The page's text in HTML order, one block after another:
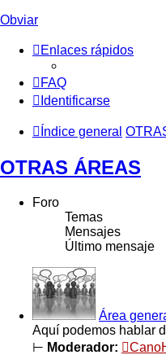
Obviar
Enlaces rápidos
FAQ
Identificarse
Índice general
OTRAS ÁREAS
Foro
Temas
Mensajes
Último mensaje
Área
Aquí podemos hablar
⊢ Moderador: